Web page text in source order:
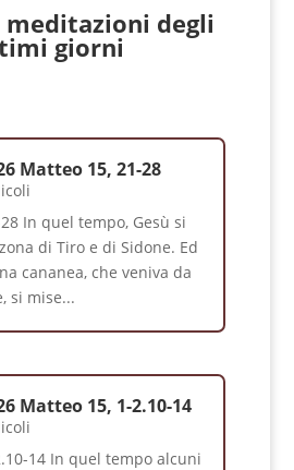
meditazioni degli
giorni
Matteo 15, 21-28
In quel tempo, Gesù si
di Tiro e di Sidone. Ed
cananea, che veniva da
si mise...
Matteo 15, 1-2.10-14
14 In quel tempo alcuni